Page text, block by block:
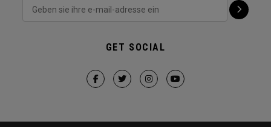
GET SOCIAL